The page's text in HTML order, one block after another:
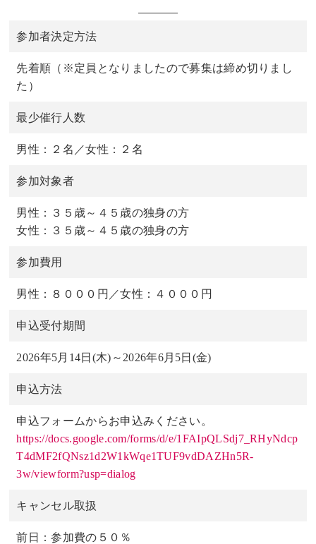
参加者決定方法
先着順（※定員となりましたので募集は締め切りまし
た）
最少催行人数
男性：２名／女性：２名
参加対象者
男性：３５歳～４５歳の独身の方
女性：３５歳～４５歳の独身の方
参加費用
男性：８０００円／女性：４０００円
申込受付期間
2026年5月14日(木)～2026年6月5日(金)
申込方法
申込フォームからお申込みください。
https://docs.google.com/forms/d/e/1FAIpQLSdj7_RHyNdcp
T4dMF2fQNsz1d2W1kWqe1TUF9vdDAZHn5R-
3w/viewform?usp=dialog
キャンセル取扱
前日：参加費の５０％